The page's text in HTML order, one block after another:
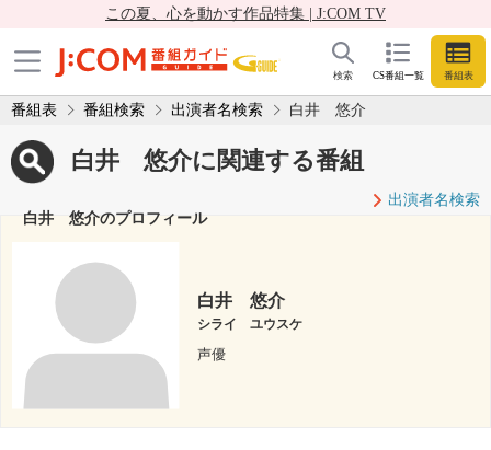
この夏、心を動かす作品特集 | J:COM TV
CS番組一覧 番組表
検索
番組表 番組検索 出演者名検索 白井 悠介
白井 悠介に関連する番組
出演者名検索
白井 悠介のプロフィール
白井 悠介
シライ ユウスケ
声優